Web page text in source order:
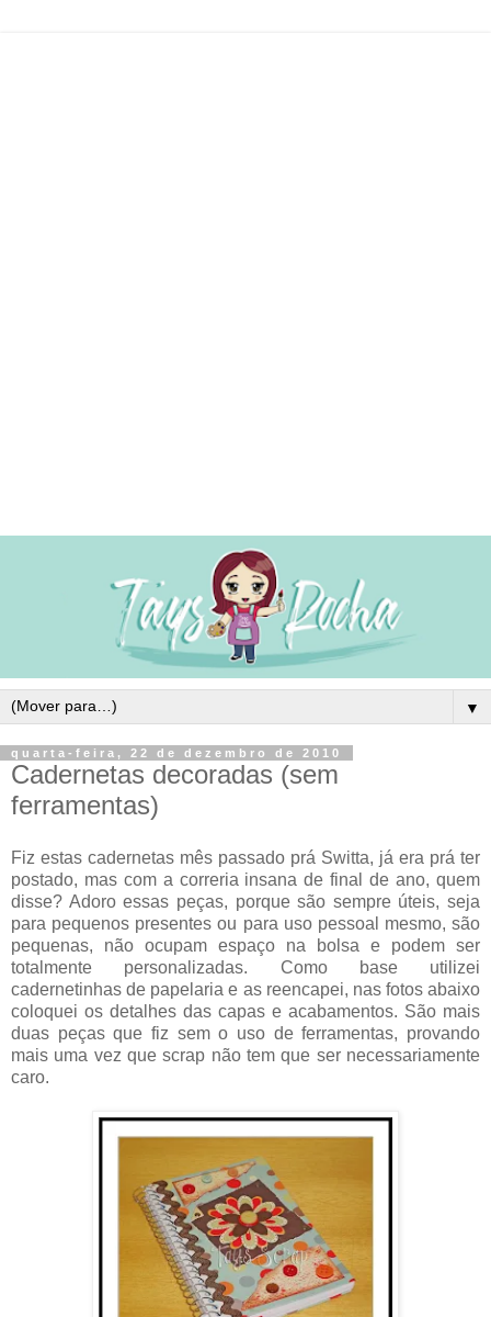
▼
quarta-feira, 22 de dezembro de 2010
Cadernetas decoradas (sem
ferramentas)
Fiz estas cadernetas mês passado prá Switta, já era prá ter
postado, mas com a correria insana de final de ano, quem
disse? Adoro essas peças, porque são sempre úteis, seja
para pequenos presentes ou para uso pessoal mesmo, são
pequenas, não ocupam espaço na bolsa e podem ser
totalmente personalizadas. Como base utilizei
cadernetinhas de papelaria e as reencapei, nas fotos abaixo
coloquei os detalhes das capas e acabamentos. São mais
duas peças que fiz sem o uso de ferramentas, provando
mais uma vez que scrap não tem que ser necessariamente
caro.